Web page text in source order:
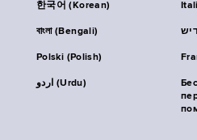
한국어 (Korean)
বাংলা (Bengali)
Polski (Polish)
اردو (Urdu)